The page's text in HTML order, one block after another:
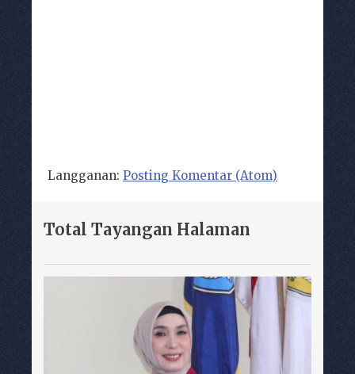
Langganan: Posting Komentar (Atom)
Total Tayangan Halaman